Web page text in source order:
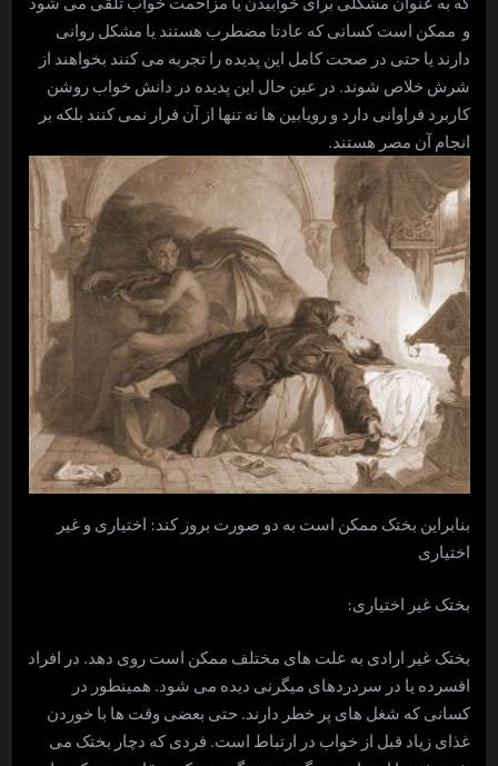
و ممکن است کسانی که عادتا مضطرب هستند یا مشکل روانی
دارند یا حتی در صحت کامل این پدیده را تجربه می کنند بخواهند از
شرش خلاص شوند. در عین حال این پدیده در دانش خواب روشن
کاربرد فراوانی دارد و رویابین ها نه تنها از آن فرار نمی کنند بلکه بر
انجام آن مصر هستند.
بنابراین بختک ممکن است به دو صورت بروز کند: اختیاری و غیر
اختیاری
بختک غیر اختیاری:
بختک غیر ارادی به علت های مختلف ممکن است روی دهد. در افراد
افسرده یا در سردردهای میگرنی دیده می شود. همینطور در
کسانی که شغل های پر خطر دارند. حتی بعضی وقت ها با خوردن
غذای زیاد قبل از خواب در ارتباط است. فردی که دچار بختک می